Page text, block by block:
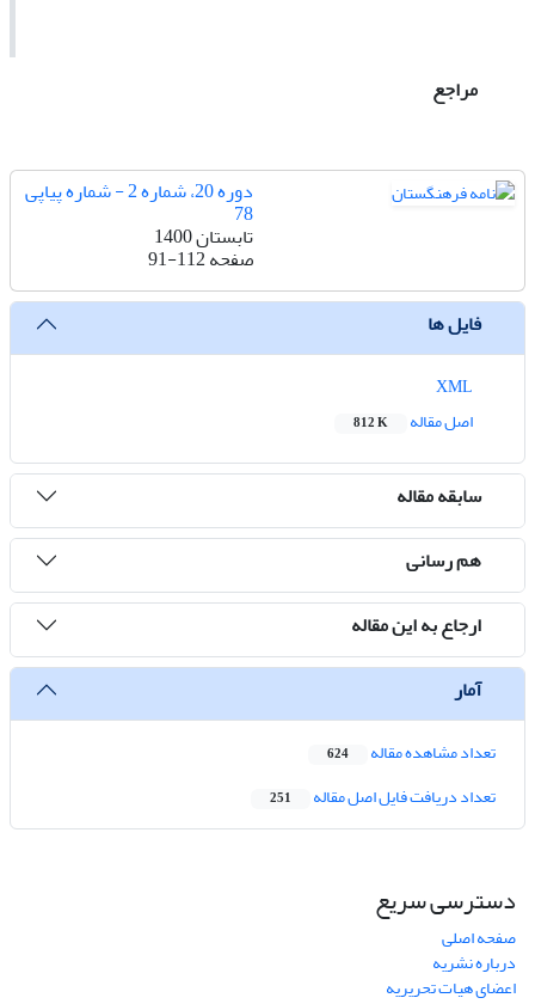
مراجع
دوره 20، شماره 2 - شماره پیاپی
78
تابستان 1400
صفحه91-112
فایل ها
اصل مقاله
812 K
سابقه مقاله
هم رسانی
ارجاع به این مقاله
آمار
تعداد مشاهده مقاله 624
تعداد دریافت فایل اصل مقاله 251
دسترسی سریع
صفحه اصلی
درباره نشریه
اعضای هیات تحریریه